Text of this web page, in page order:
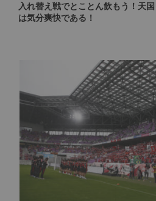
入れ替え戦でとことん飲もう！天
は気分爽快である！